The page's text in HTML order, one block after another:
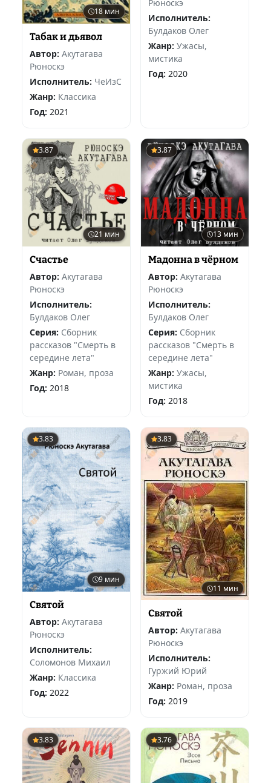
18 мин
Табак и дьявол
Автор: Акутагава
Рюноскэ
Исполнитель: ЧеИзС
Жанр: Классика
Год: 2021
Рюноскэ
Исполнитель:
Булдаков Олег
Жанр: Ужасы,
мистика
Год: 2020
3.87
21 мин
Счастье
Автор: Акутагава
Рюноскэ
Исполнитель:
Булдаков Олег
Серия: Сборник
рассказов "Смерть в
середине лета"
Жанр: Роман, проза
Год: 2018
3.87
13 мин
Мадонна в чёрном
Автор: Акутагава
Рюноскэ
Исполнитель:
Булдаков Олег
Серия: Сборник
рассказов "Смерть в
середине лета"
Жанр: Ужасы,
мистика
Год: 2018
3.83
9 мин
Святой
Автор: Акутагава
Рюноскэ
Исполнитель:
Соломонов Михаил
Жанр: Классика
Год: 2022
3.83
11 мин
Святой
Автор: Акутагава
Рюноскэ
Исполнитель:
Гуржий Юрий
Жанр: Роман, проза
Год: 2019
3.83 3.76